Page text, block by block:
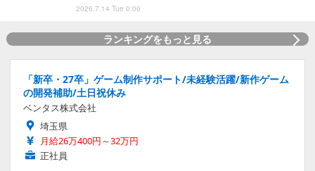
2026.7.14 Tue 0:00
ランキングをもっと見る
「新卒・27卒」ゲーム制作サポート/未経験活躍/新作ゲーム
の開発補助/土日祝休み
ベンタス株式会社
埼玉県
月給26万400円～32万円
正社員